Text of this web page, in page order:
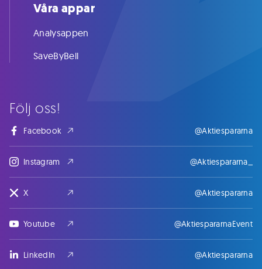
Följ oss!
Facebook @Aktiespararna
Instagram @Aktiespararna_
X @Aktiespararna
Youtube @AktiespararnaEvent
LinkedIn @Aktiespararna
Våra appar
Analysappen
SaveByBell